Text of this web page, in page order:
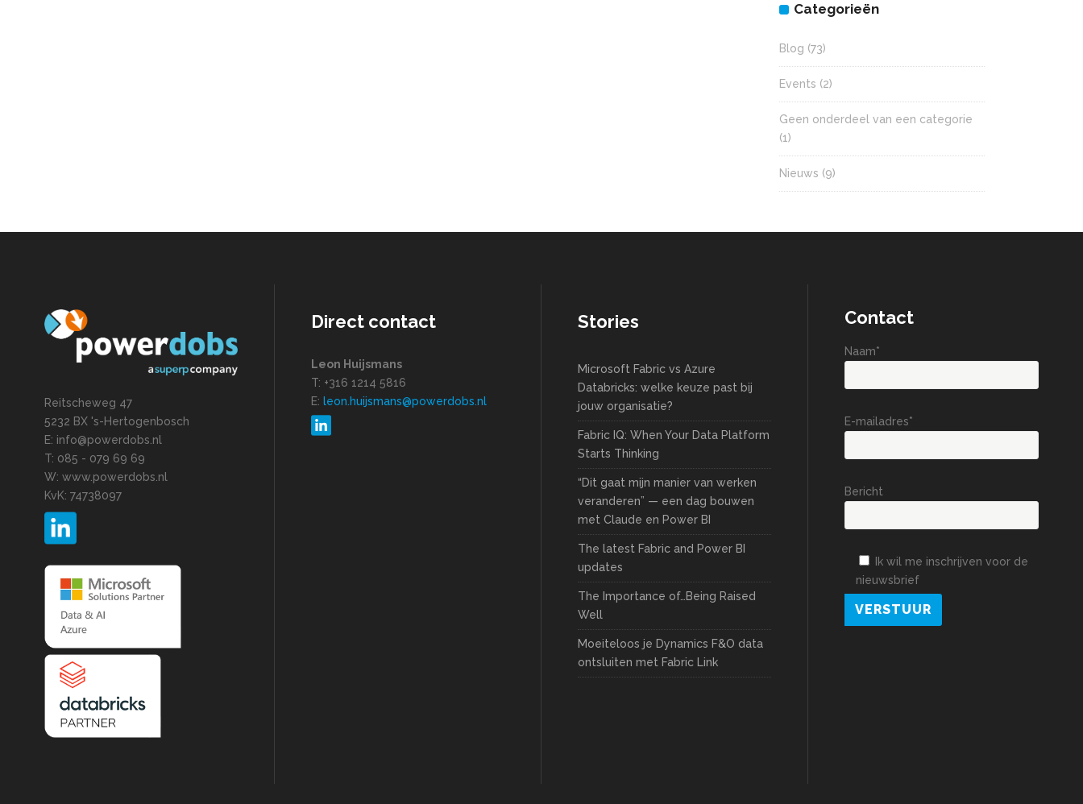
Categorieën
Blog (73)
Events (2)
Geen onderdeel van een categorie
(1)
Nieuws (9)
Reitscheweg 47
5232 BX 's-Hertogenbosch
E: info@powerdobs.nl
T: 085 - 079 69 69
W: www.powerdobs.nl
KvK: 74738097
Direct contact
Leon Huijsmans
T: +316 1214 5816
E: leon.huijsmans@powerdobs.nl
Stories
Microsoft Fabric vs Azure
Databricks: welke keuze past bij
jouw organisatie?
Fabric IQ: When Your Data Platform
Starts Thinking
“Dit gaat mijn manier van werken
veranderen” — een dag bouwen
met Claude en Power BI
The latest Fabric and Power BI
updates
The Importance of…Being Raised
Well
Moeiteloos je Dynamics F&O data
ontsluiten met Fabric Link
Contact
Naam*
E-mailadres*
Bericht
Ik wil me inschrijven voor de
nieuwsbrief